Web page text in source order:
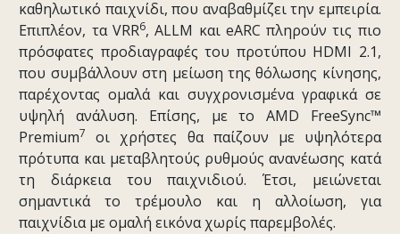
καθηλωτικό παιχνίδι, που αναβαθμίζει την εμπειρία.
Επιπλέον, τα VRR6, ALLM και eARC πληρούν τις πιο
πρόσφατες προδιαγραφές του προτύπου HDMI 2.1,
που συμβάλλουν στη μείωση της θόλωσης κίνησης,
παρέχοντας ομαλά και συγχρονισμένα γραφικά σε
υψηλή ανάλυση. Επίσης, με το AMD FreeSync™
Premium7
οι χρήστες θα παίζουν με υψηλότερα
πρότυπα και μεταβλητούς ρυθμούς ανανέωσης κατά
τη διάρκεια του παιχνιδιού. Έτσι, μειώνεται
σημαντικά το τρέμουλο και η αλλοίωση, για
παιχνίδια με ομαλή εικόνα χωρίς παρεμβολές.